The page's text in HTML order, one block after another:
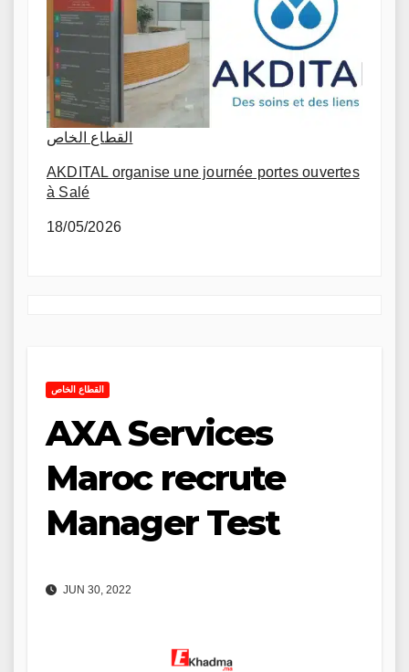
القطاع الخاص
AKDITAL organise une journée portes ouvertes
à Salé
18/05/2026
القطاع الخاص
AXA Services
Maroc recrute
Manager Test
JUN 30, 2022